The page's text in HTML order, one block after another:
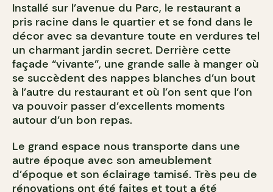
Installé sur l’avenue du Parc, le restaurant a
pris racine dans le quartier et se fond dans le
décor avec sa devanture toute en verdures tel
un charmant jardin secret. Derrière cette
façade “vivante”, une grande salle à manger où
se succèdent des nappes blanches d’un bout
à l’autre du restaurant et où l’on sent que l’on
va pouvoir passer d’excellents moments
autour d’un bon repas.
Le grand espace nous transporte dans une
autre époque avec son ameublement
d’époque et son éclairage tamisé. Très peu de
rénovations ont été faites et tout a été